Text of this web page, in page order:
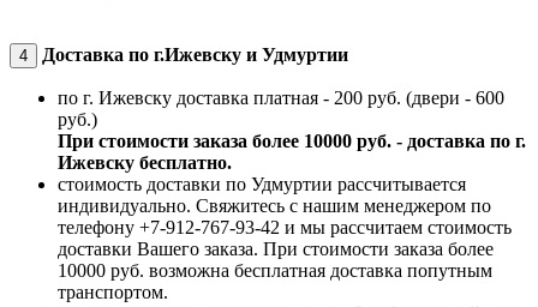
4 Доставка по г.Ижевску и Удмуртии
по г. Ижевску доставка платная - 200 руб. (двери - 600
руб.)
При стоимости заказа более 10000 руб. - доставка по г.
Ижевску бесплатно.
стоимость доставки по Удмуртии рассчитывается
индивидуально. Свяжитесь с нашим менеджером по
телефону +7-912-767-93-42 и мы рассчитаем стоимость
доставки Вашего заказа. При стоимости заказа более
10000 руб. возможна бесплатная доставка попутным
транспортом.